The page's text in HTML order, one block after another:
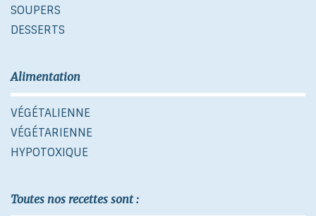
SOUPERS
DESSERTS
Alimentation
VÉGÉTALIENNE
VÉGÉTARIENNE
HYPOTOXIQUE
Toutes nos recettes sont :